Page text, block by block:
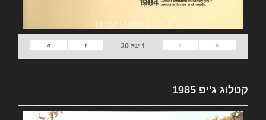
«
‹
1 של20
›
»
קטלוג ג'יפ 1985